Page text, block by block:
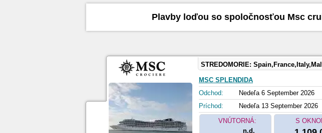
Plavby loďou so spoločnosťou Msc
STREDOMORIE:
MSC SPLENDIDA
Odchod:
Nedeľa 6 September 2026
Príchod:
Nedeľa 13 September 2026
VNÚTORNÁ:
n.d.
S